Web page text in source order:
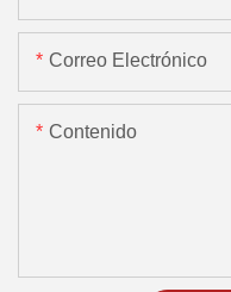
Correo Electrónico
Contenido